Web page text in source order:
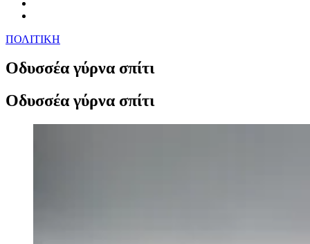
ΠΟΛΙΤΙΚΗ
Οδυσσέα γύρνα σπίτι
Οδυσσέα γύρνα σπίτι